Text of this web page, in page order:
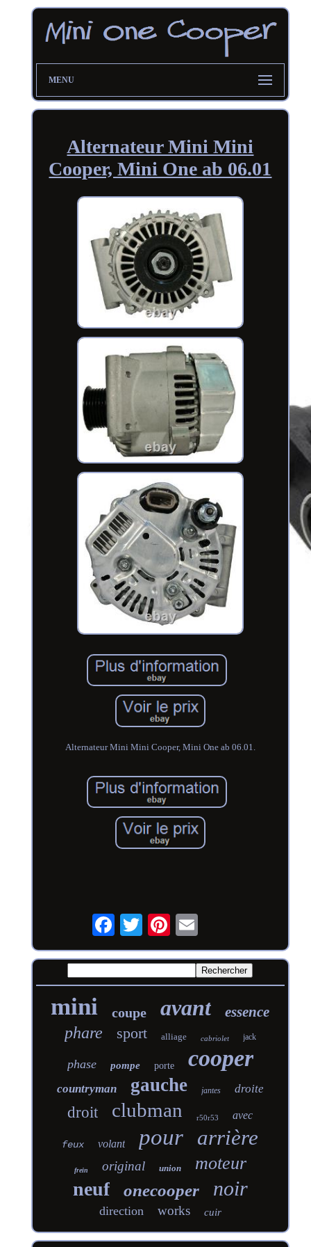
MENU
Alternateur Mini Mini
Cooper, Mini One ab 06.01
Alternateur Mini Mini Cooper, Mini One ab 06.01.
mini coupe avant essence
phare sport alliage cabriolet jack
phase pompe porte cooper
countryman gauche jantes droite
droit clubman r50r53 avec
feux volant pour arrière
frein original union moteur
neuf onecooper noir
direction works cuir